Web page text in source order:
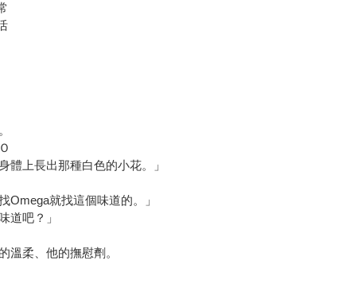
體上長出那種白色的小花。」
Omega就找這個味道的。」
道吧？」
溫柔、他的撫慰劑。